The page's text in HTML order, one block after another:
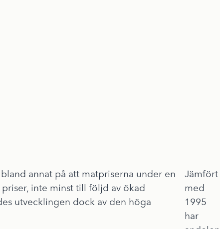
annat på att matpriserna under en
inte minst till följd av ökad
utvecklingen dock av den höga
Jämfört
med
1995
har